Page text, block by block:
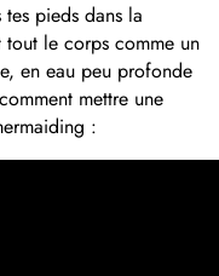
pieds dans la
le corps comme un
en eau peu profonde
mettre une
: